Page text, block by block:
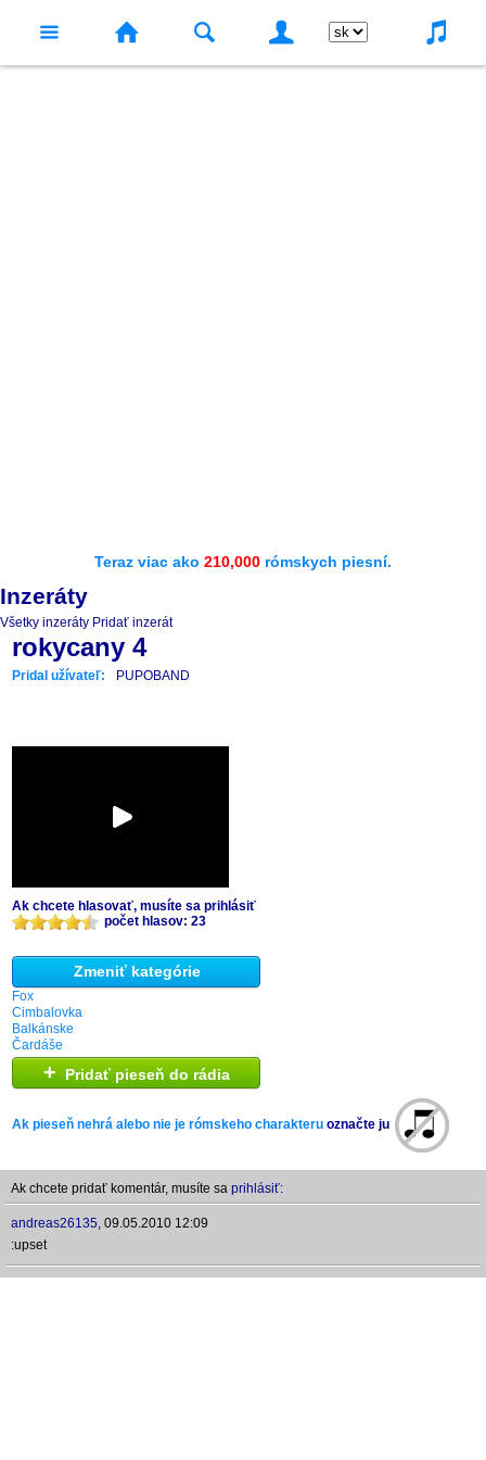
Teraz viac ako 210,000 rómskych piesní.
Inzeráty
Všetky inzeráty Pridať inzerát
rokycany 4
Pridal užívateľ: PUPOBAND
Ak chcete hlasovať, musíte sa prihlásiť
počet hlasov: 23
Zmeniť kategórie
Fox
Cimbalovka
Balkánske
Čardáše
+ Pridať pieseň do rádia
Ak pieseň nehrá alebo nie je rómskeho charakteru označte ju
Ak chcete pridať komentár, musíte sa prihlásiť:
andreas26135, 09.05.2010 12:09
:upset